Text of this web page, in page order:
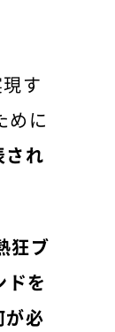
す
めに
され
狂ブ
ドを
が必